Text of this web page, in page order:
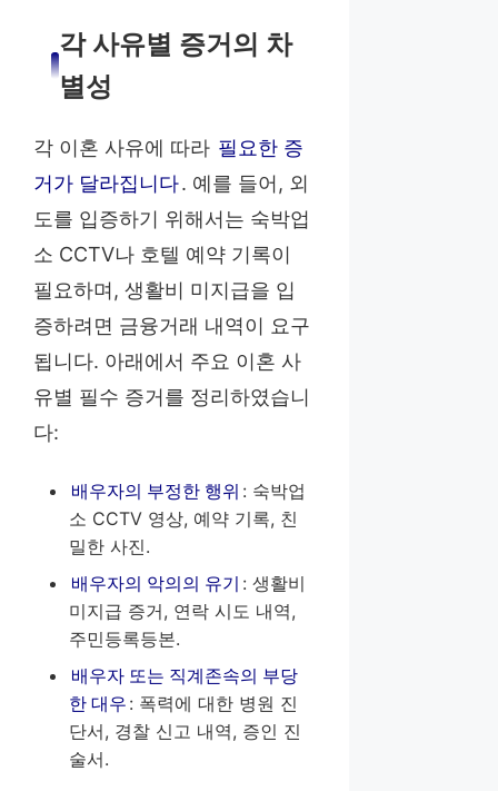
각 사유별 증거의 차
별성
각 이혼 사유에 따라 필요한 증
거가 달라집니다. 예를 들어, 외
도를 입증하기 위해서는 숙박업
소 CCTV나 호텔 예약 기록이
필요하며, 생활비 미지급을 입
증하려면 금융거래 내역이 요구
됩니다. 아래에서 주요 이혼 사
유별 필수 증거를 정리하였습니
다:
배우자의 부정한 행위 : 숙박업
소 CCTV 영상, 예약 기록, 친
밀한 사진.
배우자의 악의의 유기 : 생활비
미지급 증거, 연락 시도 내역,
주민등록등본.
배우자 또는 직계존속의 부당
한 대우 : 폭력에 대한 병원 진
단서, 경찰 신고 내역, 증인 진
술서.